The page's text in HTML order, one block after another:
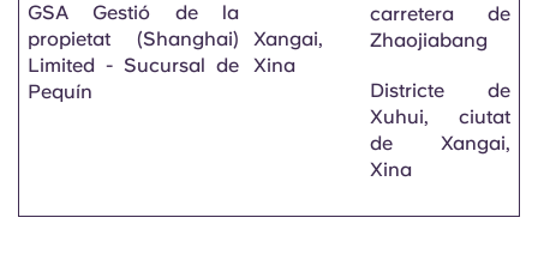
GSA Gestió de la
propietat (Shanghai)
Limited - Sucursal de
Pequín
Xangai,
Xina
carretera de
Zhaojiabang
Districte de
Xuhui, ciutat
de Xangai,
Xina